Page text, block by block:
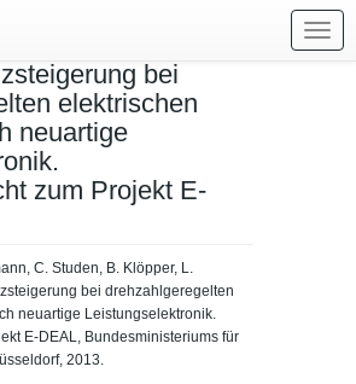
bei
elektrischen
neuartige
zum Projekt E-
C. Studen, B. Klöpper, L.
bei drehzahlgeregelten
neuartige Leistungselektronik.
E-DEAL, Bundesministeriums für
2013.